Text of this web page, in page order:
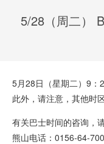
5/28（周二）
5月28日（星期二）9：
此外，请注意，其他时
有关巴士时间的咨询，
熊山电话：0156-64-